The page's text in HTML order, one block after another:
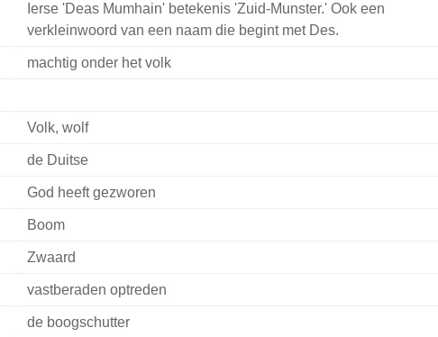
Ierse 'Deas Mumhain' betekenis 'Zuid-Munster.' Ook een
verkleinwoord van een naam die begint met Des.
machtig onder het volk
Volk, wolf
de Duitse
God heeft gezworen
Boom
Zwaard
vastberaden optreden
de boogschutter